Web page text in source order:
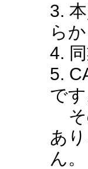
3.
ら
4.
5.
です
そ
あ
ん。